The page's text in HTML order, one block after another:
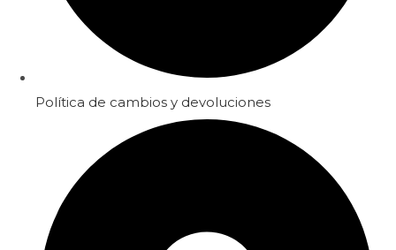
Política de cambios y devoluciones